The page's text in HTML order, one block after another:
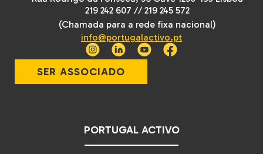
219 242 607 //219 245 572
(Chamada para a rede fixa nacional)
info@portugalactivo.pt
SER ASSOCIADO
PORTUGAL ACTIVO